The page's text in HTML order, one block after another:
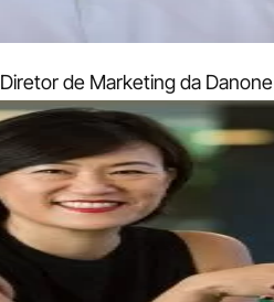
Diretor de Marketing da Danone